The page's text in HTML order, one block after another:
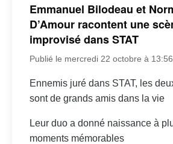
Emmanuel Bilodeau et
D’Amour racontent une
improvisé dans STAT
Publié le mercredi 22 octobre à 13:56
Ennemis juré dans STAT, les
sont de grands amis dans la vie
Leur duo a donné naissance à
moments mémorables